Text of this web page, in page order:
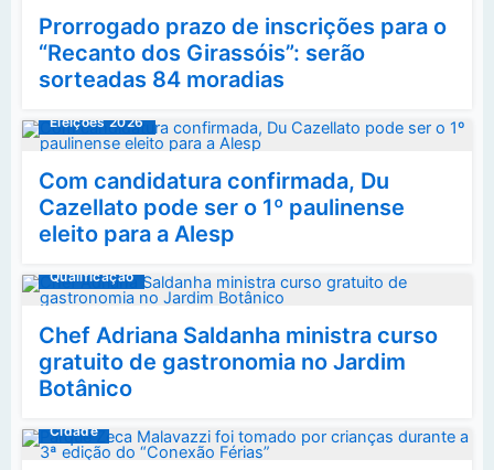
Prorrogado prazo de inscrições para o
“Recanto dos Girassóis”: serão
sorteadas 84 moradias
Eleições 2026
Com candidatura confirmada, Du
Cazellato pode ser o 1º paulinense
eleito para a Alesp
Qualificação
Chef Adriana Saldanha ministra curso
gratuito de gastronomia no Jardim
Botânico
Cidade